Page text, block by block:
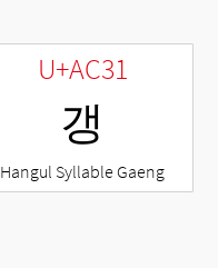
U+AC31
갱
Hangul Syllable Gaeng